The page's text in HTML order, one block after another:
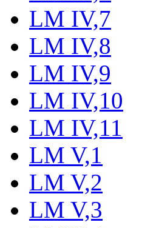
LM IV,7
LM IV,8
LM IV,9
LM IV,10
LM IV,11
LM V,1
LM V,2
LM V,3